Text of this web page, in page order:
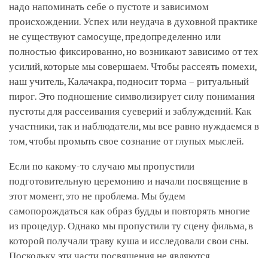
надо напоминать себе о пустоте и зависимом
происхождении. Успех или неудача в духовной практике
не существуют самосуще, предопределенно или
полностью фиксированно, но возникают зависимо от тех
усилий, которые мы совершаем. Чтобы рассеять помехи,
наш учитель, Калачакра, подносит торма – ритуальный
пирог. Это подношение символизирует силу понимания
пустоты для рассеивания суеверий и заблуждений. Как
участники, так и наблюдатели, мы все равно нуждаемся в
том, чтобы промыть свое сознание от глупых мыслей.
Если по какому-то случаю мы пропустили
подготовительную церемонию и начали посвящение в
этот момент, это не проблема. Мы будем
самопорождаться как образ будды и повторять многие
из процедур. Однако мы пропустили ту сцену фильма, в
которой получали траву куша и исследовали свои сны.